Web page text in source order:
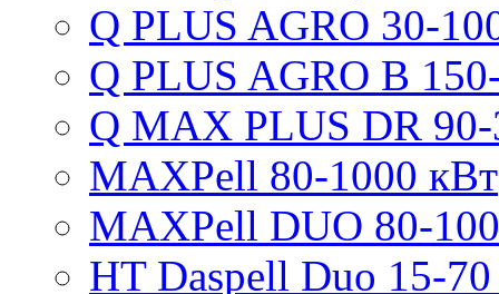
Q PLUS AGRO 30-
Q PLUS AGRO B
Q MAX PLUS DR
MAXPell 80-1000 кВт
MAXPell DUO 80-
HT Daspell Duo 15-